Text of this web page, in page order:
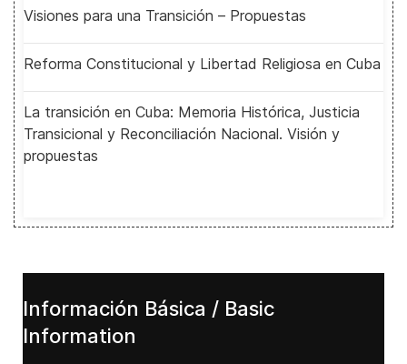
Visiones para una Transición – Propuestas
Reforma Constitucional y Libertad Religiosa en Cuba
La transición en Cuba: Memoria Histórica, Justicia
Transicional y Reconciliación Nacional. Visión y
propuestas
Información Básica / Basic
Information